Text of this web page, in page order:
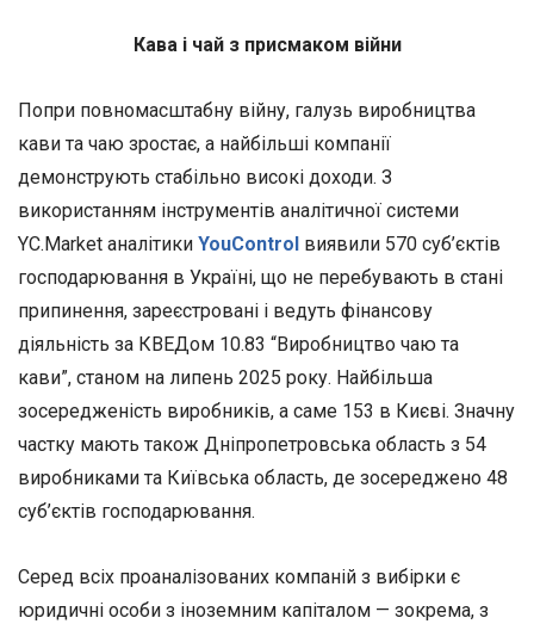
Кава і чай з присмаком війни
Попри повномасштабну війну, галузь виробництва
кави та чаю зростає, а найбільші компанії
демонструють стабільно високі доходи. З
використанням інструментів аналітичної системи
YC.Market аналітики YouControl виявили 570 суб’єктів
господарювання в Україні, що не перебувають в стані
припинення, зареєстровані і ведуть фінансову
діяльність за КВЕДом 10.83 “Виробництво чаю та
кави”, станом на липень 2025 року. Найбільша
зосередженість виробників, а саме 153 в Києві. Значну
частку мають також Дніпропетровська область з 54
виробниками та Київська область, де зосереджено 48
суб’єктів господарювання.
Серед всіх проаналізованих компаній з вибірки є
юридичні особи з іноземним капіталом — зокрема, з